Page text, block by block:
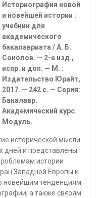
Историография новой
и новейшей истории :
учеб­ник для
академического
бакалавриата / А. Б.
Соколов. — 2-е изд.,
испр. и доп. — М. :
Издательство Юрайт,
2017. — 242 с. — Серия:
Бакалавр.
Академический курс.
Модуль.
исторической мысли
дней и представлены
истории
Западной Европы и
новейшим тенденциям
а также связям